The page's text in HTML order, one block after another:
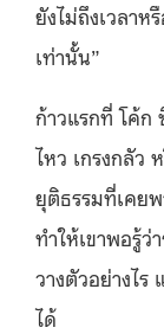
ยังไม่ถึงเวลา
เท่านั้น”
ก้าวแรกที่ โค้ก
ไหว เกรงกลัว
ยุติธรรมที่เคย
ทำให้เขาพอรู้ว่
วางตัวอย่างไร
ได้